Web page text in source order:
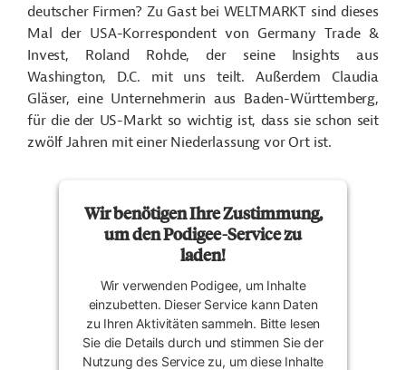
deutscher Firmen? Zu Gast bei WELTMARKT sind dieses
Mal der USA-Korrespondent von Germany Trade &
Invest, Roland Rohde, der seine Insights aus
Washington, D.C. mit uns teilt. Außerdem Claudia
Gläser, eine Unternehmerin aus Baden-Württemberg,
für die der US-Markt so wichtig ist, dass sie schon seit
zwölf Jahren mit einer Niederlassung vor Ort ist.
Wir benötigen Ihre Zustimmung,
um den Podigee-Service zu
laden!
Wir verwenden Podigee, um Inhalte
einzubetten. Dieser Service kann Daten
zu Ihren Aktivitäten sammeln. Bitte lesen
Sie die Details durch und stimmen Sie der
Nutzung des Service zu, um diese Inhalte